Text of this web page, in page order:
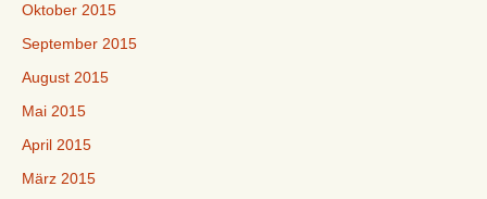
Oktober 2015
September 2015
August 2015
Mai 2015
April 2015
März 2015